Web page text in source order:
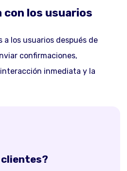
los usuarios
los usuarios después de
confirmaciones,
inmediata y la